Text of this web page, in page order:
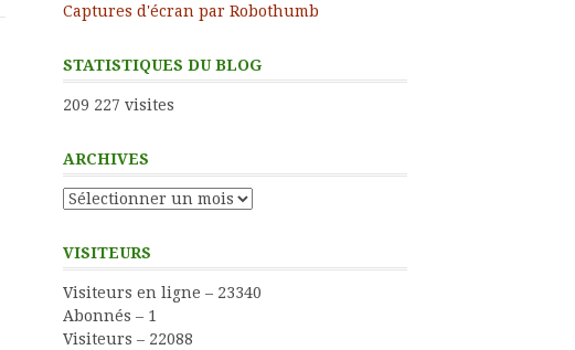
Captures d'écran par Robothumb
STATISTIQUES DU BLOG
209 227 visites
ARCHIVES
Archives
VISITEURS
Visiteurs en ligne – 23340
Abonnés – 1
Visiteurs – 22088